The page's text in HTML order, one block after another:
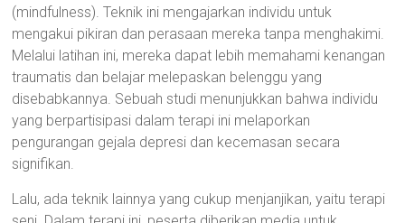
(mindfulness). Teknik ini mengajarkan individu untuk
mengakui pikiran dan perasaan mereka tanpa menghakimi.
Melalui latihan ini, mereka dapat lebih memahami kenangan
traumatis dan belajar melepaskan belenggu yang
disebabkannya. Sebuah studi menunjukkan bahwa individu
yang berpartisipasi dalam terapi ini melaporkan
pengurangan gejala depresi dan kecemasan secara
signifikan.
Lalu, ada teknik lainnya yang cukup menjanjikan, yaitu terapi